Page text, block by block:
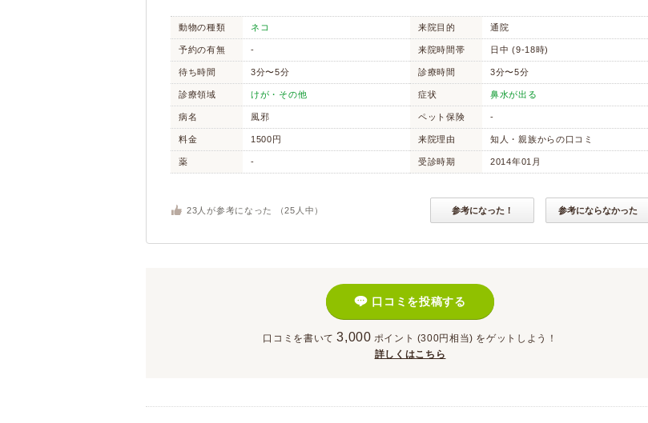
動物の種類 ネコ 来院目的 通院
予約の有無 - 来院時間帯 日中 (9-18時)
待ち時間 3分〜5分 診療時間 3分〜5分
診療領域 けが・その他 症状 鼻水が出る
病名 風邪 ペット保険 -
料金 1500円 来院理由 知人・親族からの口コミ
薬 - 受診時期 2014年01月
23 人が参考になった （25 人中） 参考になった！ 参考にならなかった
口コミを投稿する
口コミを書いて 3,000 ポイント (300円相当) をゲットしよう！
詳しくはこちら